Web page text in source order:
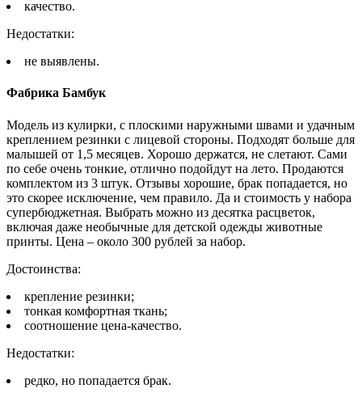
качество.
Недостатки:
не выявлены.
Фабрика Бамбук
Модель из кулирки, с плоскими наружными швами и удачным
креплением резинки с лицевой стороны. Подходят больше для
малышей от 1,5 месяцев. Хорошо держатся, не слетают. Сами
по себе очень тонкие, отлично подойдут на лето. Продаются
комплектом из 3 штук. Отзывы хорошие, брак попадается, но
это скорее исключение, чем правило. Да и стоимость у набора
супербюджетная. Выбрать можно из десятка расцветок,
включая даже необычные для детской одежды животные
принты. Цена – около 300 рублей за набор.
Достоинства:
крепление резинки;
тонкая комфортная ткань;
соотношение цена-качество.
Недостатки:
редко, но попадается брак.